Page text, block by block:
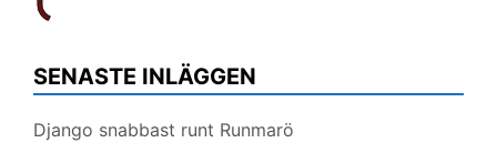
SENASTE INLÄGGEN
Django snabbast runt Runmarö